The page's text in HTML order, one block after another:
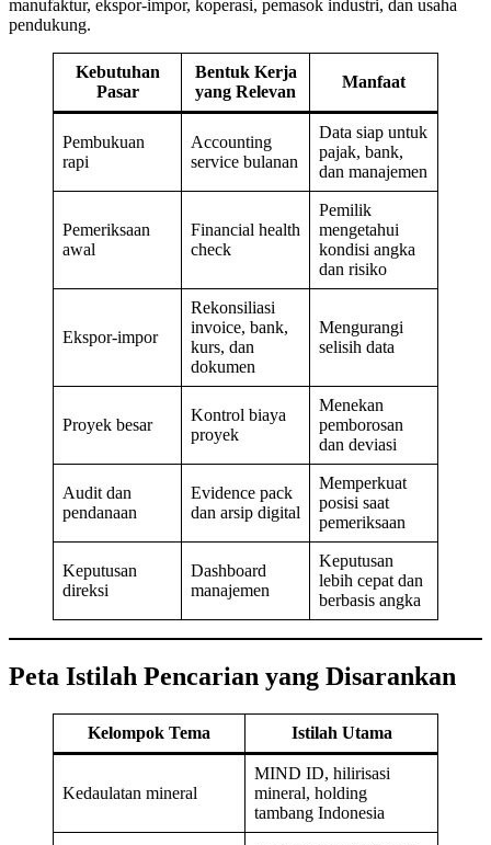
manufaktur, ekspor-impor, koperasi, pemasok industri, dan usaha
pendukung.
Kebutuhan
Pasar
Bentuk Kerja
yang Relevan
Manfaat
Pembukuan
rapi
Accounting
service bulanan
Data siap untuk
pajak, bank,
dan manajemen
Pemeriksaan
awal
Financial health
check
Pemilik
mengetahui
kondisi angka
dan risiko
Ekspor-impor
Rekonsiliasi
invoice, bank,
kurs, dan
dokumen
Mengurangi
selisih data
Proyek besar
Kontrol biaya
proyek
Menekan
pemborosan
dan deviasi
Audit dan
pendanaan
Evidence pack
dan arsip digital
Memperkuat
posisi saat
pemeriksaan
Keputusan
direksi
Dashboard
manajemen
Keputusan
lebih cepat dan
berbasis angka
Peta Istilah Pencarian yang Disarankan
Kelompok Tema Istilah Utama
Kedaulatan mineral
MIND ID, hilirisasi
mineral, holding
tambang Indonesia